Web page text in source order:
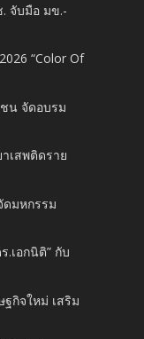
จับมือ มข.-
“Color Of
น จัดอบรม
เสพติดราย
มหกรรม
.เอกนิติ” กับ
กิจใหม่ เสริม